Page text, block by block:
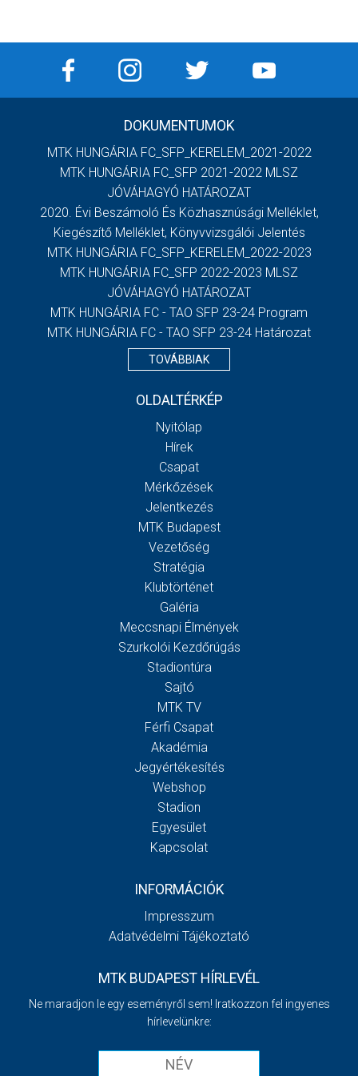
DOKUMENTUMOK
MTK HUNGÁRIA FC_SFP_KERELEM_2021-2022
MTK HUNGÁRIA FC_SFP 2021-2022 MLSZ
JÓVÁHAGYÓ HATÁROZAT
2020. Évi Beszámoló És Közhasznúsági Melléklet,
Kiegészítő Melléklet, Könyvvizsgálói Jelentés
MTK HUNGÁRIA FC_SFP_KERELEM_2022-2023
MTK HUNGÁRIA FC_SFP 2022-2023 MLSZ
JÓVÁHAGYÓ HATÁROZAT
MTK HUNGÁRIA FC - TAO SFP 23-24 Program
MTK HUNGÁRIA FC - TAO SFP 23-24 Határozat
TOVÁBBIAK
OLDALTÉRKÉP
Nyitólap
Hírek
Csapat
Mérkőzések
Jelentkezés
MTK Budapest
Vezetőség
Stratégia
Klubtörténet
Galéria
Meccsnapi Élmények
Szurkolói Kezdőrúgás
Stadiontúra
Sajtó
MTK TV
Férfi Csapat
Akadémia
Jegyértékesítés
Webshop
Stadion
Egyesület
Kapcsolat
INFORMÁCIÓK
Impresszum
Adatvédelmi Tájékoztató
MTK BUDAPEST HÍRLEVÉL
Ne maradjon le egy eseményről sem! Iratkozzon fel ingyenes
hírlevelünkre: